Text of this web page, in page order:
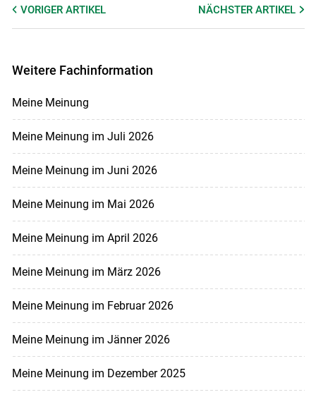
VORIGER ARTIKEL NÄCHSTERARTIKEL
Weitere Fachinformation
Meine Meinung
Meine Meinung im Juli 2026
Meine Meinung im Juni 2026
Meine Meinung im Mai 2026
Meine Meinung im April 2026
Meine Meinung im März 2026
Meine Meinung im Februar 2026
Meine Meinung im Jänner 2026
Meine Meinung im Dezember 2025